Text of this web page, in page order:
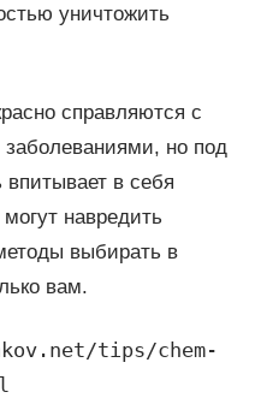
уничтожить
справляются с
но под
в себя
навредить
выбирать в
вам.
tips/chem-